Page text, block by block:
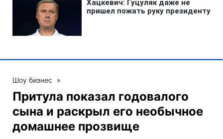
Шоу бизнес »
Притула показал годовалого
сына и раскрыл его необычное
домашнее прозвище